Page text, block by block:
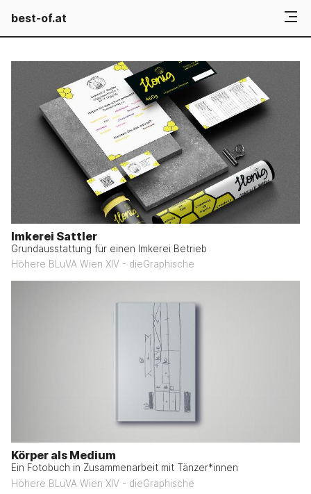
best-of.at
Imkerei Sattler
Grundausstattung für einen Imkerei Betrieb
Höhere BLuVA Wien XIV - dieGraphische
Körper als Medium
Ein Fotobuch in Zusammenarbeit mit Tänzer*innen
Höhere BLuVA Wien XIV - dieGraphische